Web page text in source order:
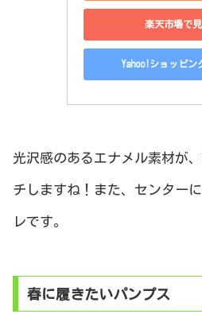
楽天市場で
Yahoo!ショッピン
光沢感のあるエナメル素材が
チしますね！また、センター
レです。
春に履きたいパンプス